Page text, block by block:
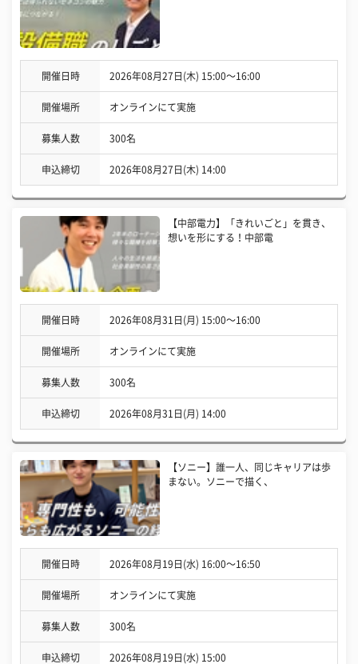
開催日時 2026年08月27日(木) 15:00〜16:00
開催場所 オンラインにて実施
募集人数 300名
申込締切 2026年08月27日(木) 14:00
【中部電力】「きれいごと」を貫き、
想いを形にする！中部電
開催日時 2026年08月31日(月) 15:00〜16:00
開催場所 オンラインにて実施
募集人数 300名
申込締切 2026年08月31日(月) 14:00
【ソニー】誰一人、同じキャリアは歩
まない。ソニーで描く、
開催日時 2026年08月19日(水) 16:00〜16:50
開催場所 オンラインにて実施
募集人数 300名
申込締切 2026年08月19日(水) 15:00